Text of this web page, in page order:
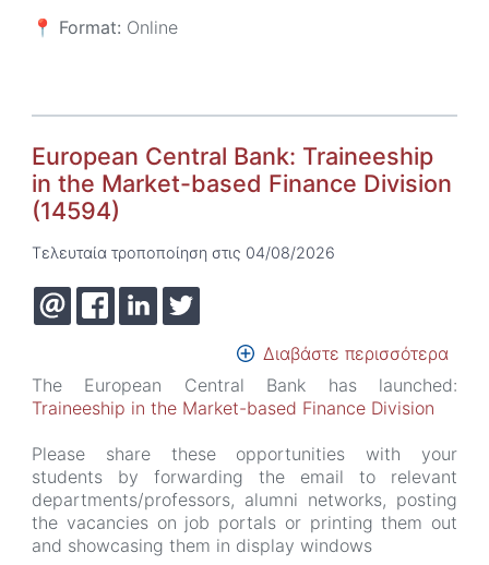
📍 Format: Online
European Central Bank: Traineeship
in the Market-based Finance Division
(14594)
Τελευταία τροποποίηση στις 04/08/2026
Διαβάστε περισσότερα
το
in
the
The European Central Bank has launched:
Traineeship in the Market-based Finance Division
Please share these opportunities with your
students by forwarding the email to relevant
departments/professors, alumni networks, posting
the vacancies on job portals or printing them out
and showcasing them in display windows